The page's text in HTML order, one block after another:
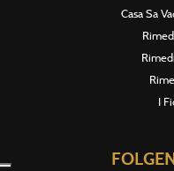
Casa Sa
I